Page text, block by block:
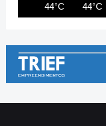
44°C 44°C